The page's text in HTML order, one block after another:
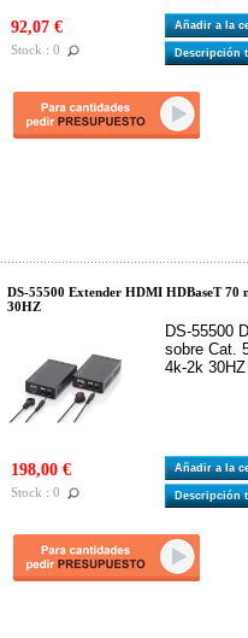
92,07 €
Stock : 0
Añadir a la
Descripción
DS-55500 Extender HDMI HDBaseT 70
30HZ
DS-55500
sobre Cat.
4k-2k 30HZ
198,00 €
Stock : 0
Añadir a la
Descripción